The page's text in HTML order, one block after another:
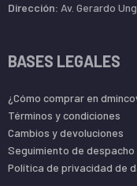
Dirección: Av. Gerardo
BASES LEGALES
¿Cómo comprar en
Términos y condiciones
Cambios y devoluciones
Seguimiento de despacho
Política de privacidad de